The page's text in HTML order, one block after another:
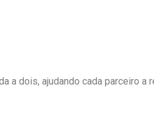
dois, ajudando cada parceiro a